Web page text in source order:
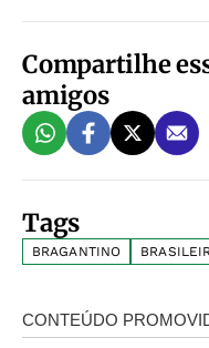
Compartilhe
amigos
Tags
BRAGANTINO